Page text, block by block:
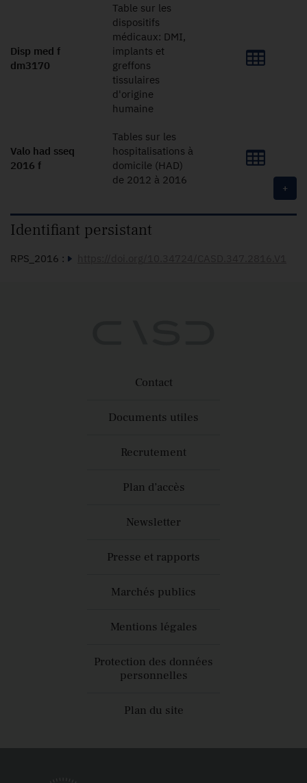
Disp med f
dm3170
Table sur les
dispositifs
médicaux: DMI,
implants et
greffons
tissulaires
d'origine
humaine
Valo had sseq
2016 f
Tables sur les
hospitalisations à
domicile (HAD)
de 2012 à 2016
+
Identifiant persistant
RPS_2016 :
Contact
Documents utiles
Recrutement
Plan d’accès
Newsletter
Presse et rapports
Marchés publics
Mentions légales
Protection des données
personnelles
Plan du site